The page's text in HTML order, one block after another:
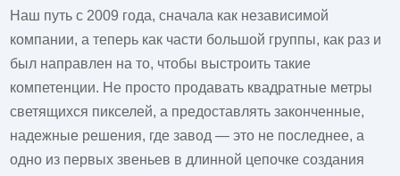
Наш путь с 2009 года, сначала как независимой
компании, а теперь как части большой группы, как раз и
был направлен на то, чтобы выстроить такие
компетенции. Не просто продавать квадратные метры
светящихся пикселей, а предоставлять законченные,
надежные решения, где завод — это не последнее, а
одно из первых звеньев в длинной цепочке создания